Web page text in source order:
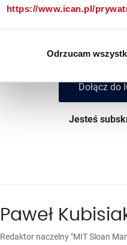
https://www.ican.pl/
Odrzucam
Dołącz do
Jesteś
Paweł
Redaktor naczelny "MIT Sloan